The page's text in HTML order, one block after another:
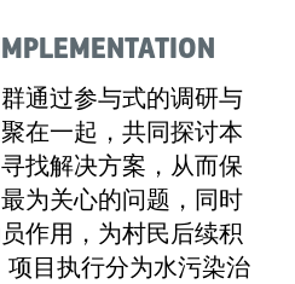
通过参与式的调研与
在一起，共同探讨本
找解决方案，从而保
为关心的问题，同时
作用，为村民后续积
目执行分为水污染治